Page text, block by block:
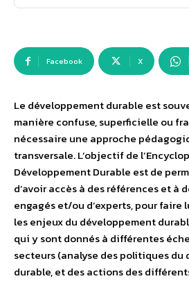
Facebook X
Le développement durable est
manière confuse, superficielle ou
nécessaire une approche
transversale. L’objectif de
Développement Durable est de
d’avoir accès à des références et à
engagés et/ou d’experts, pour
les enjeux du développement
qui y sont donnés à différentes
secteurs (analyse des politiques du
durable, et des actions des